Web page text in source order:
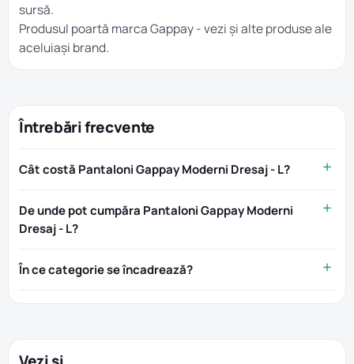
sursă.
Produsul poartă marcaGappay- vezi și alte produse ale
aceluiași brand.
Întrebări frecvente
Cât costă Pantaloni Gappay Moderni Dresaj - L?
De unde pot cumpăra Pantaloni Gappay Moderni
Dresaj - L?
În ce categorie se încadrează?